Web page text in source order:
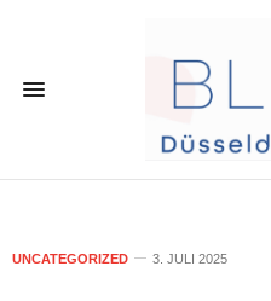
UNCATEGORIZED 3. JULI 2025